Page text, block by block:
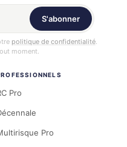
S'abonner
politique de confidentialité.
moment.
Pro
Pro